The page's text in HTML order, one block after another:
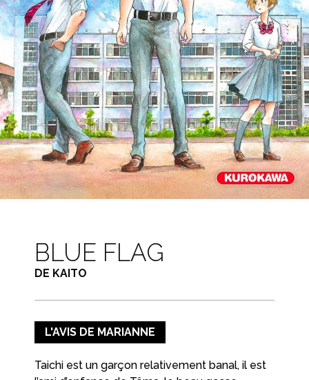
BLUE FLAG
DE KAITO
L'AVIS DE MARIANNE
Taichi est un garçon relativement banal, il est